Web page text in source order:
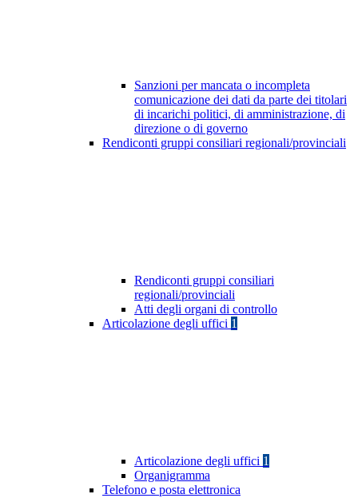
Sanzioni per mancata o incompleta
comunicazione dei dati da parte dei titolari
di incarichi politici, di amministrazione, di
direzione o di governo
Rendiconti gruppi consiliari regionali/provinciali
Rendiconti gruppi consiliari
regionali/provinciali
Atti degli organi di controllo
Articolazione degli uffici 1
Articolazione degli uffici 1
Organigramma
Telefono e posta elettronica